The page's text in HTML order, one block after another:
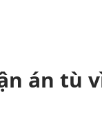
án tù